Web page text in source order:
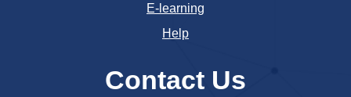
E-learning
Help
Contact Us